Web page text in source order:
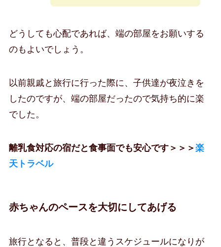
どうしても心配であれば、端の部屋をお願いする
のもよいでしょう。
以前親戚と旅行に行った際に、子供達が夜泣きを
したのですが、端の部屋だったので気持ち的に楽
でした。
離乳食対応の宿だと食事面でも安心です＞＞＞楽
天トラベル
赤ちゃんのペースを大切にしてあげる
旅行となると、普段と違うスケジュールになりが